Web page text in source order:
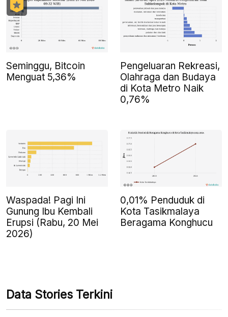
Seminggu, Bitcoin
Menguat 5,36%
Pengeluaran Rekreasi,
Olahraga dan Budaya
di Kota Metro Naik
0,76%
Waspada! Pagi Ini
Gunung Ibu Kembali
Erupsi (Rabu, 20 Mei
2026)
0,01% Penduduk di
Kota Tasikmalaya
Beragama Konghucu
Data Stories Terkini